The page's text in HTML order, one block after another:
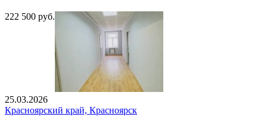
222 500 руб.
25.03.2026
Красноярский край, Красноярск